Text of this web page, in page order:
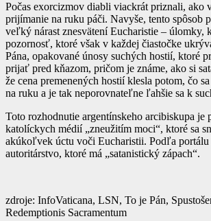
Počas exorcizmov diabli viackrát priznali, ako
prijímanie na ruku páči. Navyše, tento spôsob
veľký nárast znesvätení Eucharistie – úlomky,
pozornosť, ktoré však v každej čiastočke
Pána, opakované únosy suchých hostií, ktoré
prijať pred kňazom, pričom je známe, ako si
že cena premenených hostií klesla potom, čo
na ruku a je tak neporovnateľne ľahšie sa k
Toto rozhodnutie argentínskeho arcibiskupa je
katolíckych médií „zneužitím moci“, ktoré sa
akúkoľvek úctu voči Eucharistii. Podľa portálu
autoritárstvo, ktoré má „satanistický zápach“.
zdroje: InfoVaticana, LSN, To je Pán,
Redemptionis Sacramentum